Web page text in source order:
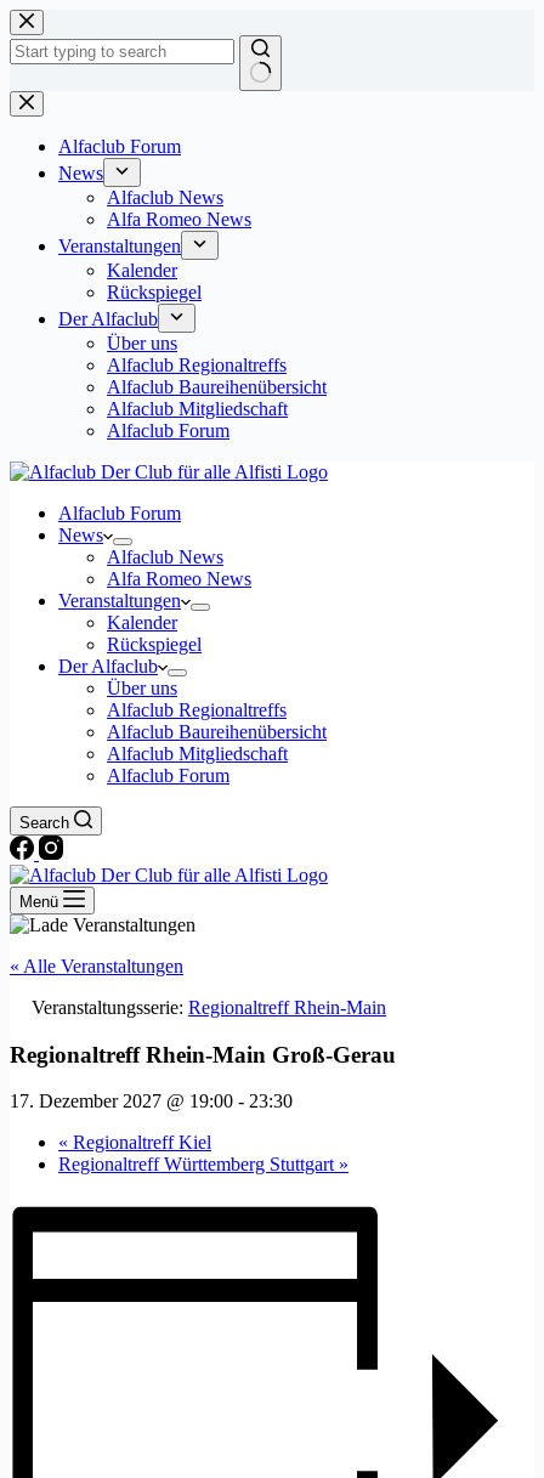
Zum
Inhalt
springen
Keine
Ergebnisse
Alfaclub Forum
News
Alfaclub News
Alfa Romeo News
Veranstaltungen
Kalender
Rückspiegel
Der Alfaclub
Über uns
Alfaclub Regionaltreffs
Alfaclub Baureihenübersicht
Alfaclub Mitgliedschaft
Alfaclub Forum
Alfaclub Forum
News
Alfaclub News
Alfa Romeo News
Veranstaltungen
Kalender
Rückspiegel
Der Alfaclub
Über uns
Alfaclub Regionaltreffs
Alfaclub Baureihenübersicht
Alfaclub Mitgliedschaft
Alfaclub Forum
Search
Menü
« Alle Veranstaltungen
Veranstaltungsserie: Regionaltreff Rhein-Main
Regionaltreff Rhein-Main Groß-Gerau
17. Dezember 2027 @ 19:00 - 23:30
« Regionaltreff Kiel
Regionaltreff Württemberg Stuttgart »